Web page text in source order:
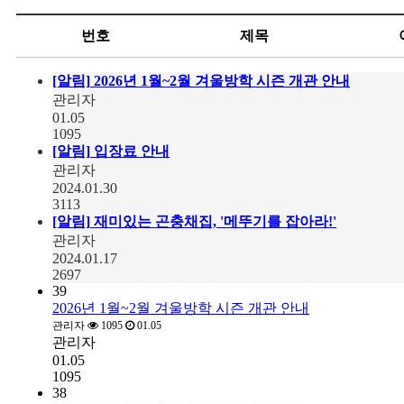
번호 제목
[알림] 2026년 1월~2월 겨울방학 시즌 개관 안내
관리자
01.05
1095
[알림] 입장료 안내
관리자
2024.01.30
3113
[알림] 재미있는 곤충채집, '메뚜기를 잡아라!'
관리자
2024.01.17
2697
39
2026년 1월~2월 겨울방학 시즌 개관 안내
관리자 1095 01.05
관리자
01.05
1095
38